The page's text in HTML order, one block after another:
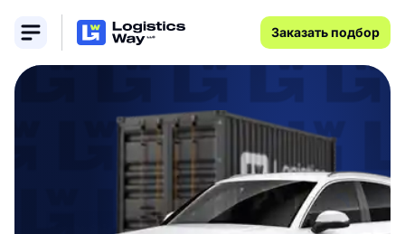
Заказать подбор